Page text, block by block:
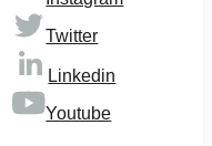
Twitter
Linkedin
Youtube